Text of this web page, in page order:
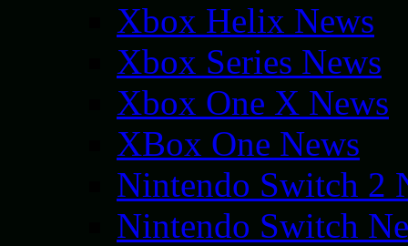
Xbox Helix News
Xbox Series News
Xbox One X News
XBox One News
Nintendo Switch 2
Nintendo Switch